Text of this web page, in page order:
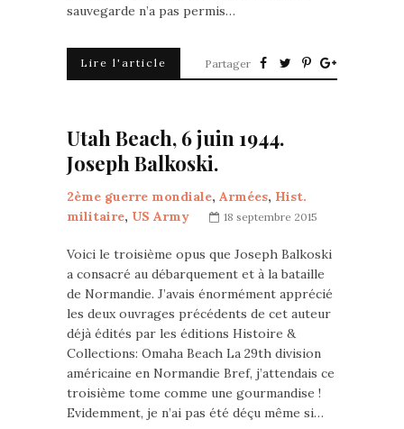
sauvegarde n’a pas permis…
Lire l'article Partager
Utah Beach, 6 juin 1944.
Joseph Balkoski.
2ème guerre mondiale, Armées, Hist.
militaire, US Army 18 septembre 2015
Voici le troisième opus que Joseph Balkoski
a consacré au débarquement et à la bataille
de Normandie. J’avais énormément apprécié
les deux ouvrages précédents de cet auteur
déjà édités par les éditions Histoire &
Collections: Omaha Beach La 29th division
américaine en Normandie Bref, j’attendais ce
troisième tome comme une gourmandise !
Evidemment, je n’ai pas été déçu même si…